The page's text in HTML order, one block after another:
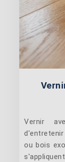
Vernir
d'entretenir
ou bois